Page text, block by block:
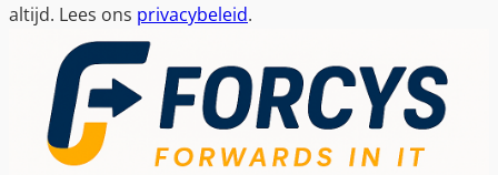
altijd. Lees ons privacybeleid.